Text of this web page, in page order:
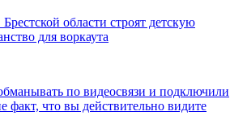
области строят детскую
для воркаута
по видеосвязи и подключили
факт, что вы действительно видите